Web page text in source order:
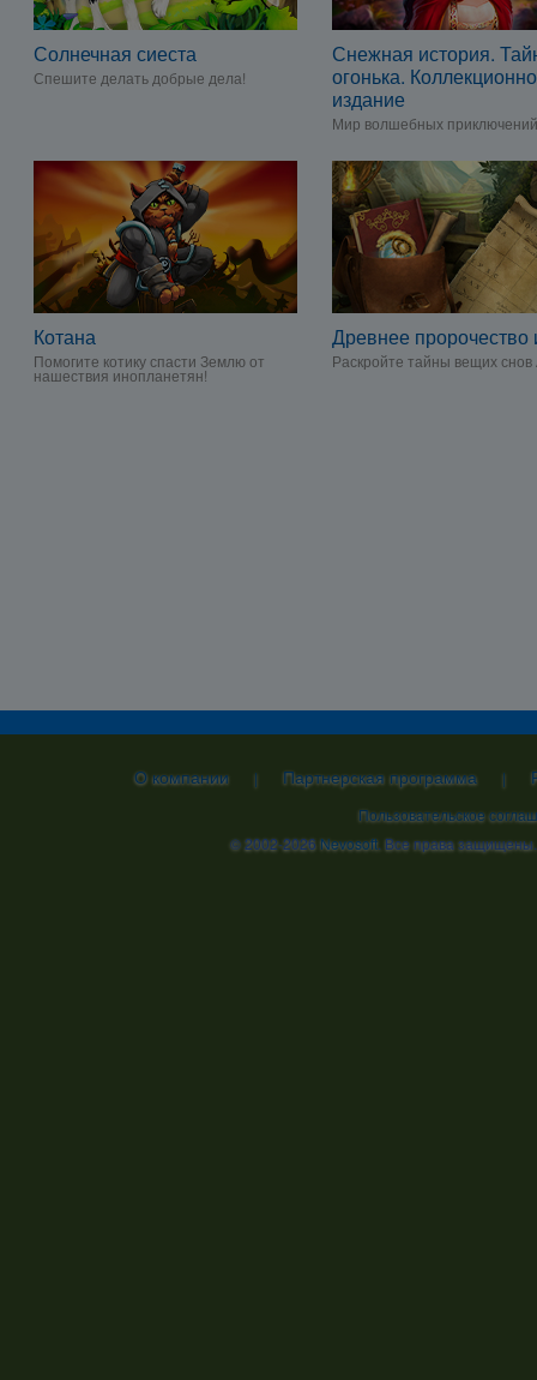
Солнечная сиеста
Спешите делать добрые дела!
Снежная история.
огонька.
издание
Мир волшебных
Котана
Помогите котику спасти Землю от
нашествия инопланетян!
Древнее пророчество
Раскройте тайны вещих снов
О компании | Партнерская программа |
Пользовательское
© 2002-2026Nevosoft. Все права защищены